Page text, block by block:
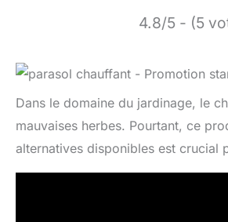
4.8/5 - (5
Dans le domaine du jardinage, le
mauvaises herbes. Pourtant, ce
alternatives disponibles est crucial